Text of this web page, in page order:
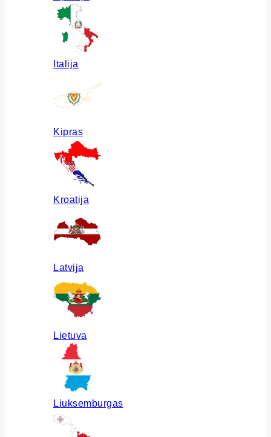
Italija
Kipras
Kroatija
Latvija
Lietuva
Liuksemburgas